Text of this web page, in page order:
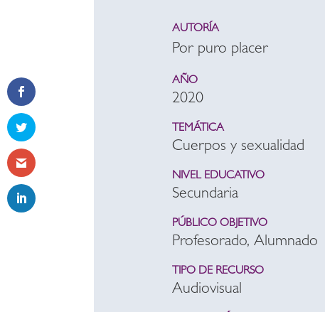
AUTORÍA
Por puro placer
AÑO
2020
TEMÁTICA
Cuerpos y sexualidad
NIVEL EDUCATIVO
Secundaria
PÚBLICO OBJETIVO
Profesorado, Alumnado
TIPO DE RECURSO
Audiovisual